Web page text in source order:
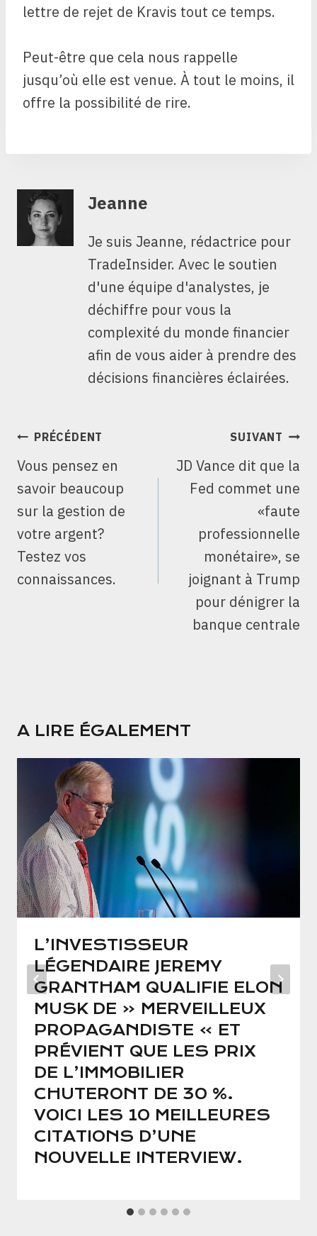
lettre de rejet de Kravis tout ce temps.
Peut-être que cela nous rappelle
jusqu’où elle est venue. À tout le moins, il
offre la possibilité de rire.
Jeanne
Je suis Jeanne, rédactrice pour
TradeInsider. Avec le soutien
d'une équipe d'analystes, je
déchiffre pour vous la
complexité du monde financier
afin de vous aider à prendre des
décisions financières éclairées.
NAVIGATION
L’ARTICLE
PRÉCÉDENT
Vous pensez en
savoir beaucoup
sur la gestion de
votre argent?
Testez vos
connaissances.
SUIVANT
JD Vance dit que la
Fed commet une
«faute
professionnelle
monétaire», se
joignant à Trump
pour dénigrer la
banque centrale
A LIRE ÉGALEMENT
L’INVESTISSEUR
LÉGENDAIRE JEREMY
GRANTHAM QUALIFIE ELON
MUSK DE « MERVEILLEUX
PROPAGANDISTE » ET
PRÉVIENT QUE LES PRIX
DE L’IMMOBILIER
CHUTERONT DE 30 %.
VOICI LES 10 MEILLEURES
CITATIONS D’UNE
NOUVELLE INTERVIEW.